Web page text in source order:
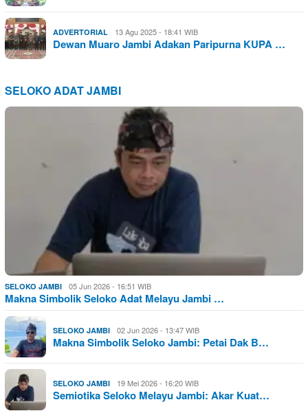
ADVERTORIAL 13 Agu 2025 - 18:41 WIB
Dewan Muaro Jambi Adakan Paripurna KUPA …
SELOKO ADAT JAMBI
SELOKO JAMBI 05 Jun 2026 - 16:51 WIB
Makna Simbolik Seloko Adat Melayu Jambi …
SELOKO JAMBI 02 Jun 2026 - 13:47 WIB
Makna Simbolik Seloko Jambi: Petai Dak B…
SELOKO JAMBI 19 Mei 2026 - 16:20 WIB
Semiotika Seloko Melayu Jambi: Akar Kuat…